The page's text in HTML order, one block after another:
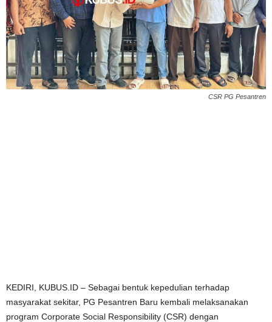
CSR PG Pesantren
KEDIRI, KUBUS.ID – Sebagai bentuk kepedulian terhadap
masyarakat sekitar, PG Pesantren Baru kembali melaksanakan
program Corporate Social Responsibility (CSR) dengan